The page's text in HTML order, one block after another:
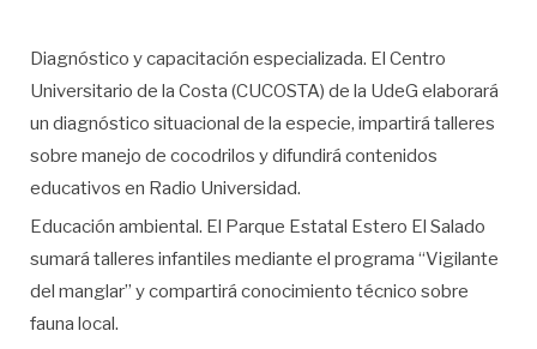
Diagnóstico y capacitación especializada. El Centro
Universitario de la Costa (CUCOSTA) de la UdeG elaborará
un diagnóstico situacional de la especie, impartirá talleres
sobre manejo de cocodrilos y difundirá contenidos
educativos en Radio Universidad.
Educación ambiental. El Parque Estatal Estero El Salado
sumará talleres infantiles mediante el programa “Vigilante
del manglar” y compartirá conocimiento técnico sobre
fauna local.